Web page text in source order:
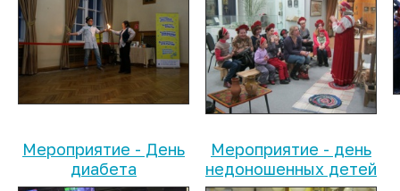
Мероприятие - День
диабета
Мероприятие - день
недоношенных детей